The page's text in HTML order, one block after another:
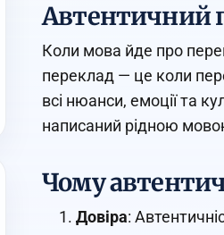
Автентичний
Коли мова йде про
переклад — це коли
всі нюанси, емоції та
написаний рідною
Чому
Довіра: